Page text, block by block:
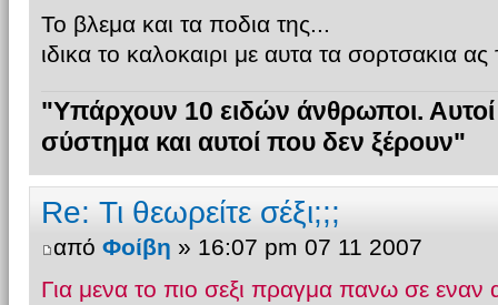
Το βλεμα και τα ποδια της...
ιδικα το καλοκαιρι με αυτα τα σορτσακια
"Υπάρχουν 10 ειδών άνθρωποι.
σύστημα και αυτοί που δεν ξέρουν"
Re: Τι θεωρείτε σέξι;;;
από Φοίβη » 16:07 pm 07 11 2007
Για μενα το πιο σεξι πραγμα πανω σε εναν